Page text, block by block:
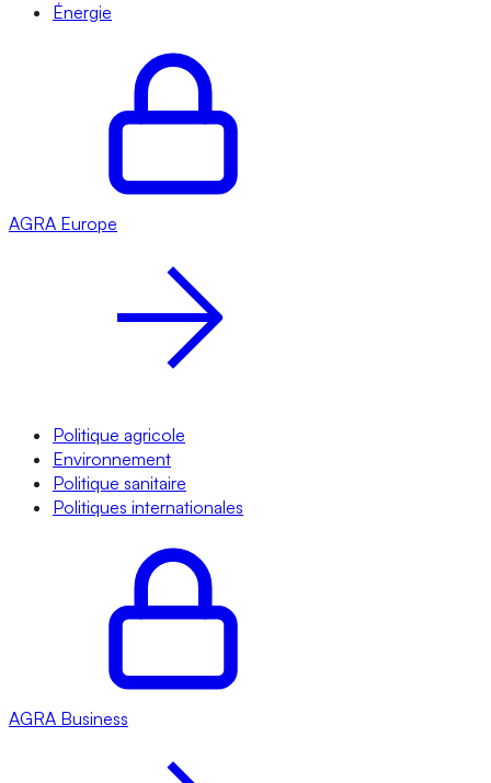
Énergie
AGRA Europe
Politique agricole
Environnement
Politique sanitaire
Politiques internationales
AGRA Business